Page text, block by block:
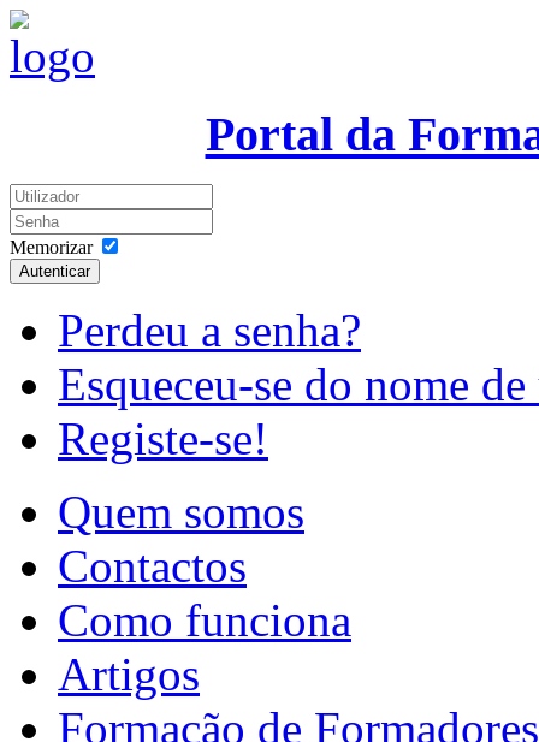
Portal da
Memorizar
Autenticar
Perdeu a senha?
Esqueceu-se do nome
Registe-se!
Quem somos
Contactos
Como funciona
Artigos
Formação de Formadores